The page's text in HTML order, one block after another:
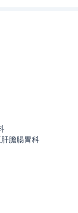
膽腸胃科